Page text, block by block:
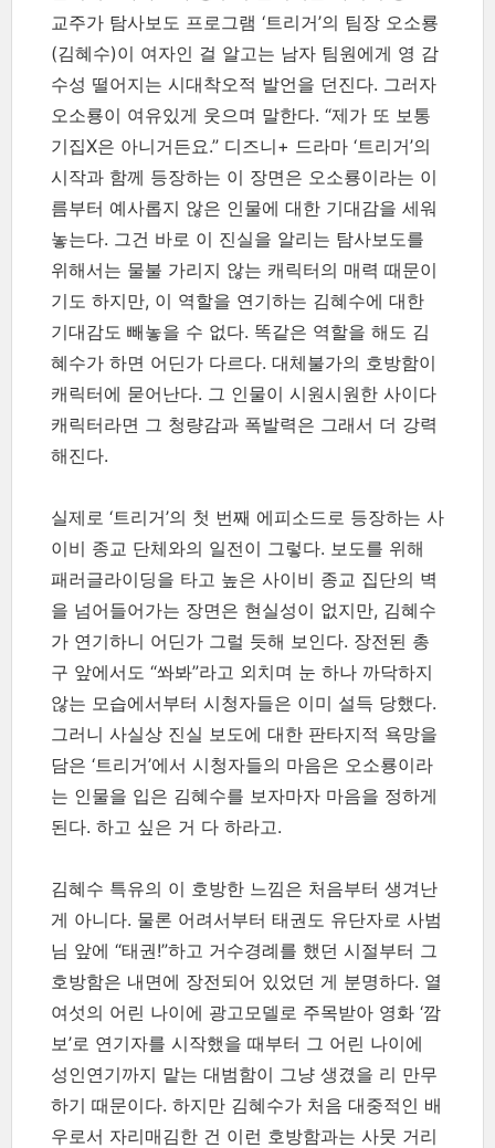
교주가 탐사보도 프로그램 ‘트리거’의 팀장 오소룡
(김혜수)이 여자인 걸 알고는 남자 팀원에게 영 감
수성 떨어지는 시대착오적 발언을 던진다. 그러자
오소룡이 여유있게 웃으며 말한다. “제가 또 보통
기집X은 아니거든요.” 디즈니+ 드라마 ‘트리거’의
시작과 함께 등장하는 이 장면은 오소룡이라는 이
름부터 예사롭지 않은 인물에 대한 기대감을 세워
놓는다. 그건 바로 이 진실을 알리는 탐사보도를
위해서는 물불 가리지 않는 캐릭터의 매력 때문이
기도 하지만, 이 역할을 연기하는 김혜수에 대한
기대감도 빼놓을 수 없다. 똑같은 역할을 해도 김
혜수가 하면 어딘가 다르다. 대체불가의 호방함이
캐릭터에 묻어난다. 그 인물이 시원시원한 사이다
캐릭터라면 그 청량감과 폭발력은 그래서 더 강력
해진다.
실제로 ‘트리거’의 첫 번째 에피소드로 등장하는 사
이비 종교 단체와의 일전이 그렇다. 보도를 위해
패러글라이딩을 타고 높은 사이비 종교 집단의 벽
을 넘어들어가는 장면은 현실성이 없지만, 김혜수
가 연기하니 어딘가 그럴 듯해 보인다. 장전된 총
구 앞에서도 “쏴봐”라고 외치며 눈 하나 까닥하지
않는 모습에서부터 시청자들은 이미 설득 당했다.
그러니 사실상 진실 보도에 대한 판타지적 욕망을
담은 ‘트리거’에서 시청자들의 마음은 오소룡이라
는 인물을 입은 김혜수를 보자마자 마음을 정하게
된다. 하고 싶은 거 다 하라고.
김혜수 특유의 이 호방한 느낌은 처음부터 생겨난
게 아니다. 물론 어려서부터 태권도 유단자로 사범
님 앞에 “태권!”하고 거수경례를 했던 시절부터 그
호방함은 내면에 장전되어 있었던 게 분명하다. 열
여섯의 어린 나이에 광고모델로 주목받아 영화 ‘깜
보’로 연기자를 시작했을 때부터 그 어린 나이에
성인연기까지 맡는 대범함이 그냥 생겼을 리 만무
하기 때문이다. 하지만 김혜수가 처음 대중적인 배
우로서 자리매김한 건 이런 호방함과는 사뭇 거리